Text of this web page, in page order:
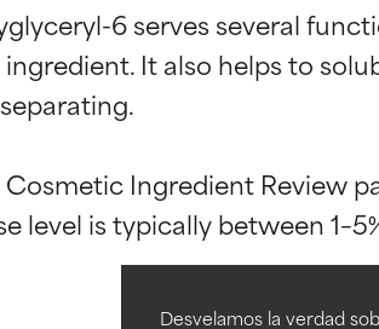
Desvelamos la verdad
6 serves several
It also helps to
Ingredient Review
Calificaciones de
Ingrediente sobresaliente con
respaldada por estudios
Aunque no son tan beneficiosos
Calificaciones de
Ingrediente sobresaliente con
respaldada por estudios
Aunque no son tan beneficiosos